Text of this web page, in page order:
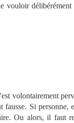
vouloir
volontairement
Si personne,
Ou alors, il faut